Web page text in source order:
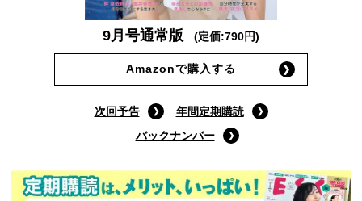
9月号通常版 (定価:790円)
Amazonで購入する
次回予告
年間定期購読
バックナンバー